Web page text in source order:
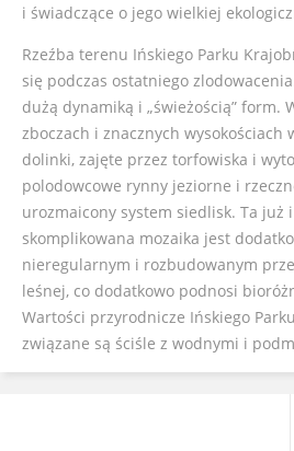
i świadczące o jego wielkiej
Rzeźba terenu Ińskiego Parku
się podczas ostatniego
dużą dynamiką i „świeżością” form.
zboczach i znacznych wysokościach
dolinki, zajęte przez torfowiska i
polodowcowe rynny jeziorne i
urozmaicony system siedlisk. Ta już
skomplikowana mozaika jest
nieregularnym i rozbudowanym
leśnej, co dodatkowo podnosi
Wartości przyrodnicze Ińskiego
związane są ściśle z wodnymi i